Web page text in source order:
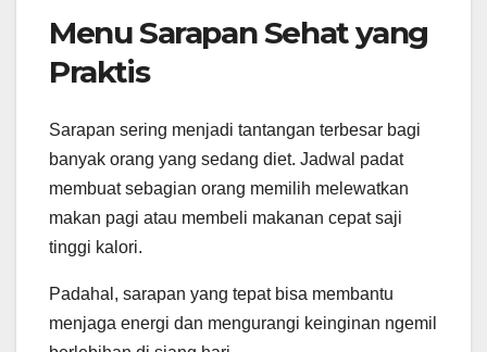
Menu Sarapan Sehat yang
Praktis
Sarapan sering menjadi tantangan terbesar bagi
banyak orang yang sedang diet. Jadwal padat
membuat sebagian orang memilih melewatkan
makan pagi atau membeli makanan cepat saji
tinggi kalori.
Padahal, sarapan yang tepat bisa membantu
menjaga energi dan mengurangi keinginan ngemil